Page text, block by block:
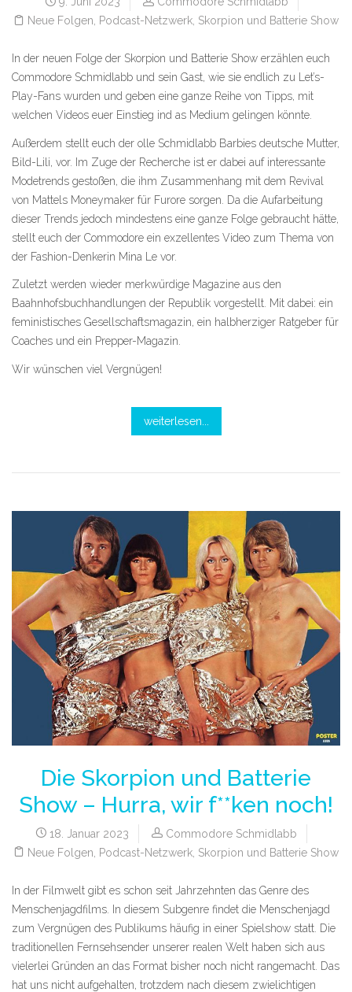
Neue Folgen
Podcast-Netzwerk Skorpion und Batterie Show
In der neuen Folge der Skorpion und Batterie Show erzählen euch
Commodore Schmidlabb und sein Gast, wie sie endlich zu Let’s-
Play-Fans wurden und geben eine ganze Reihe von Tipps, mit
welchen Videos euer Einstieg ind as Medium gelingen könnte.
Außerdem stellt euch der olle Schmidlabb Barbies deutsche Mutter,
Bild-Lili, vor. Im Zuge der Recherche ist er dabei auf interessante
Modetrends gestoßen, die ihm Zusammenhang mit dem Revival
von Mattels Moneymaker für Furore sorgen. Da die Aufarbeitung
dieser Trends jedoch mindestens eine ganze Folge gebraucht hätte,
stellt euch der Commodore ein exzellentes Video zum Thema von
der Fashion-Denkerin Mina Le vor.
Zuletzt werden wieder merkwürdige Magazine aus den
Baahnhofsbuchhandlungen der Republik vorgestellt. Mit dabei: ein
feministisches Gesellschaftsmagazin, ein halbherziger Ratgeber für
Coaches und ein Prepper-Magazin.
Wir wünschen viel Vergnügen!
weiterlesen...
Die Skorpion und Batterie
Show – Hurra, wir f**ken noch!
18. Januar 2023
Commodore Schmidlabb
Neue Folgen
Podcast-Netzwerk Skorpion und Batterie Show
In der Filmwelt gibt es schon seit Jahrzehnten das Genre des
Menschenjagdfilms. In diesem Subgenre findet die Menschenjagd
zum Vergnügen des Publikums häufig in einer Spielshow statt. Die
traditionellen Fernsehsender unserer realen Welt haben sich aus
vielerlei Gründen an das Format bisher noch nicht rangemacht. Das
hat uns nicht aufgehalten, trotzdem nach diesem zwielichtigen